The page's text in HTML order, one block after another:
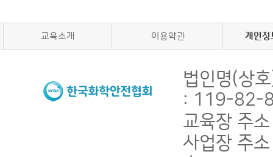
교육소개 이용약관 개인정
법인명(상
: 119-82-
교육장 주
사업장 주